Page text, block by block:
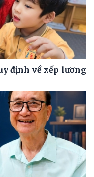
định về xếp lương